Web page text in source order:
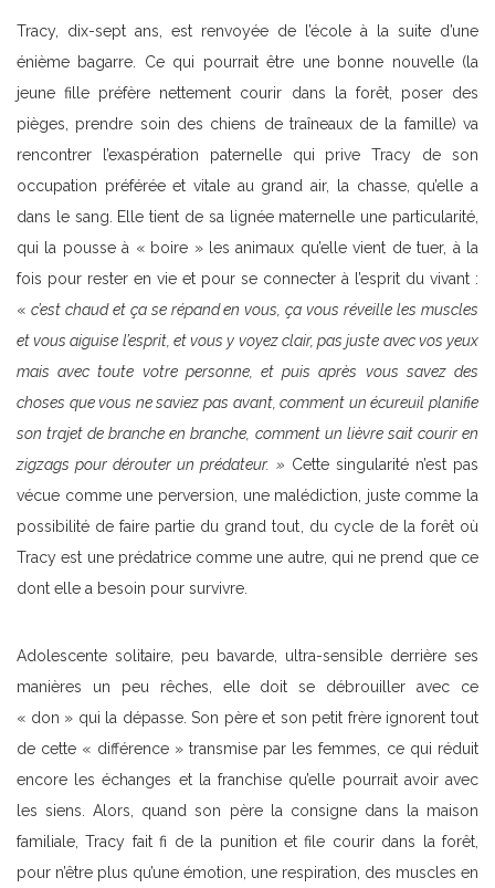
Tracy, dix-sept ans, est renvoyée de l’école à la suite d’une
énième bagarre. Ce qui pourrait être une bonne nouvelle (la
jeune fille préfère nettement courir dans la forêt, poser des
pièges, prendre soin des chiens de traîneaux de la famille) va
rencontrer l’exaspération paternelle qui prive Tracy de son
occupation préférée et vitale au grand air, la chasse, qu’elle a
dans le sang. Elle tient de sa lignée maternelle une particularité,
qui la pousse à « boire » les animaux qu’elle vient de tuer, à la
fois pour rester en vie et pour se connecter à l’esprit du vivant :
« c’est chaud et ça se répand en vous, ça vous réveille les muscles
et vous aiguise l’esprit, et vous y voyez clair, pas juste avec vos yeux
mais avec toute votre personne, et puis après vous savez des
choses que vous ne saviez pas avant, comment un écureuil planifie
son trajet de branche en branche, comment un lièvre sait courir en
zigzags pour dérouter un prédateur. » Cette singularité n’est pas
vécue comme une perversion, une malédiction, juste comme la
possibilité de faire partie du grand tout, du cycle de la forêt où
Tracy est une prédatrice comme une autre, qui ne prend que ce
dont elle a besoin pour survivre.
Adolescente solitaire, peu bavarde, ultra-sensible derrière ses
manières un peu rêches, elle doit se débrouiller avec ce
« don » qui la dépasse. Son père et son petit frère ignorent tout
de cette « différence » transmise par les femmes, ce qui réduit
encore les échanges et la franchise qu’elle pourrait avoir avec
les siens. Alors, quand son père la consigne dans la maison
familiale, Tracy fait fi de la punition et file courir dans la forêt,
pour n’être plus qu’une émotion, une respiration, des muscles en